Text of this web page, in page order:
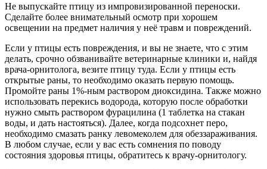
Не выпускайте птицу из импровизированной переноски.
Сделайте более внимательный осмотр при хорошем
освещении на предмет наличия у неё травм и повреждений.
Если у птицы есть повреждения, и вы не знаете, что с этим
делать, срочно обзванивайте ветеринарные клиники и, найдя
врача-орнитолога, везите птицу туда. Если у птицы есть
открытые раны, то необходимо оказать первую помощь.
Промойте раны 1%-ным раствором диоксидина. Также можно
использовать перекись водорода, которую после обработки
нужно смыть раствором фурацилина (1 таблетка на стакан
воды, и дать настояться). Далее, когда подсохнет перо,
необходимо смазать ранку левомеколем для обеззараживания.
В любом случае, если у вас есть сомнения по поводу
состояния здоровья птицы, обратитесь к врачу-орнитологу.